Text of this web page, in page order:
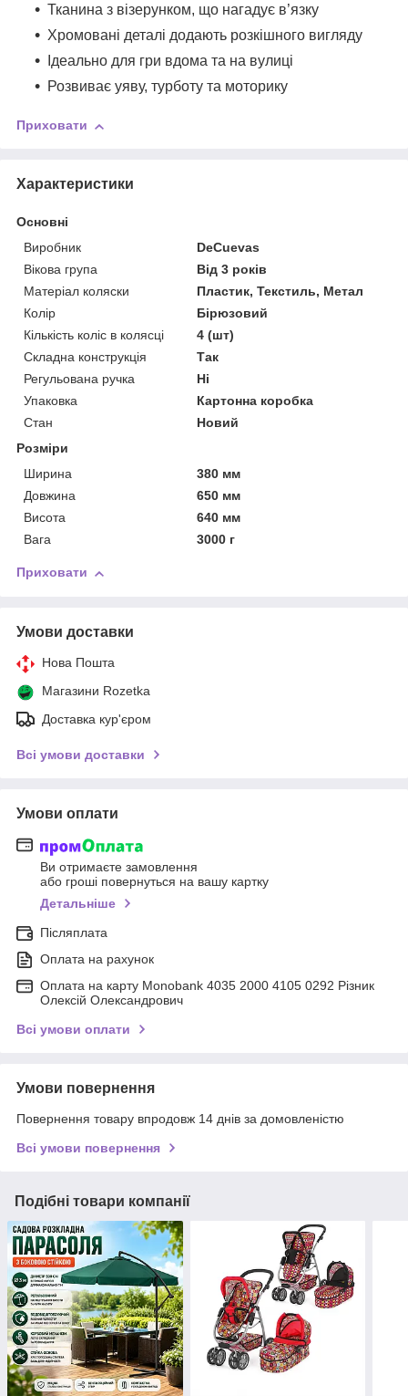
Тканина з візерунком, що нагадує в’язку
Хромовані деталі додають розкішного вигляду
Ідеально для гри вдома та на вулиці
Розвиває уяву, турботу та моторику
Приховати
Характеристики
Основні
Виробник
DeCuevas
Вікова група
Від 3 років
Матеріал коляски
Пластик, Текстиль, Метал
Колір
Бірюзовий
Кількість коліс в колясці
4 (шт)
Складна конструкція
Так
Регульована ручка
Ні
Упаковка
Картонна коробка
Стан
Новий
Розміри
Ширина
380 мм
Довжина
650 мм
Висота
640 мм
Вага
3000 г
Приховати
Умови доставки
Нова Пошта
Магазини Rozetka
Доставка кур'єром
Всі умови доставки
Умови оплати
Ви отримаєте замовлення
або гроші повернуться на вашу картку
Детальніше
Післяплата
Оплата на рахунок
Оплата на карту Monobank 4035 2000 4105 0292 Різник
Олексій Олександрович
Всі умови оплати
Умови повернення
Повернення товару впродовж 14 днів за домовленістю
Всі умови повернення
Подібні товари компанії